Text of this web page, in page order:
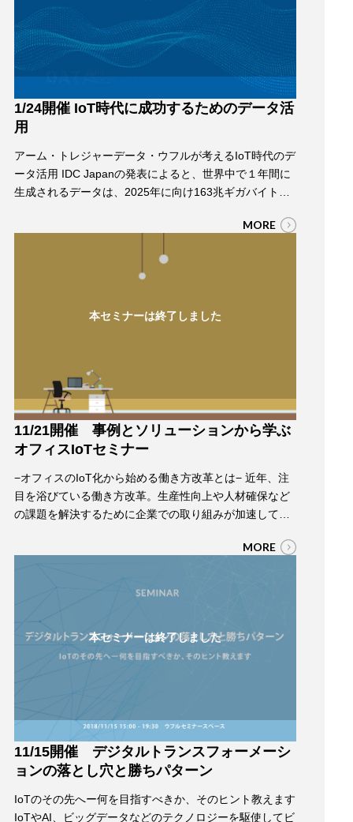
1/24開催 IoT時代に成功するためのデータ活
用
アーム・トレジャーデータ・ウフルが考えるIoT時代のデ
ータ活用 IDC Japanの発表によると、世界中で１年間に
生成されるデータは、2025年に向け163兆ギガバイトに
る時代において、データ活用が重要であることは多くの
なかったり、社内での利用にとどまっているのが現状で
す。 自社のデータ、IoTデバ…
MORE
本セミナーは終了しました
11/21開催 事例とソリューションから学ぶ
オフィスIoTセミナー
−オフィスのIoT化から始める働き方改革とは− 近年、注
目を浴びている働き方改革。生産性向上や人材確保など
の課題を解決するために企業での取り組みが加速してい
IoTの活用で改革し、社員の生産性や満足度の向上、改革
ミナーでは、IoTパートナーコミュニティのオフィスIoT
MORE
本セミナーは終了しました
11/15開催 デジタルトランスフォーメーシ
ョンの落とし穴と勝ちパターン
IoTのその先へー何を目指すべきか、そのヒント教えます
IoTやAI、ビッグデータなどのテクノロジーを駆使してビ